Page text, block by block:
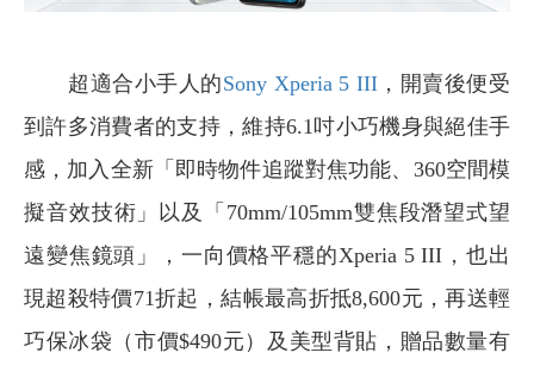
超適合小手人的Sony Xperia 5 III，開賣後便受
到許多消費者的支持，維持6.1吋小巧機身與絕佳手
感，加入全新「即時物件追蹤對焦功能、360空間模
擬音效技術」以及「70mm/105mm雙焦段潛望式望
遠變焦鏡頭」，一向價格平穩的Xperia 5 III，也出
現超殺特價71折起，結帳最高折抵8,600元，再送輕
巧保冰袋（市價$490元）及美型背貼，贈品數量有